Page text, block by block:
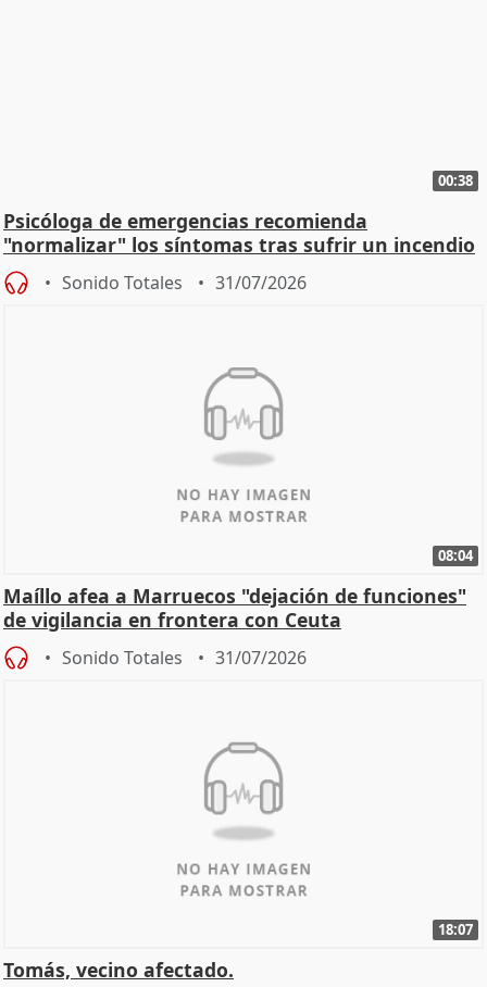
00:38
Psicóloga de emergencias recomienda
"normalizar" los síntomas tras sufrir un incendio
Sonido Totales 31/07/2026
08:04
Maíllo afea a Marruecos "dejación de funciones"
de vigilancia en frontera con Ceuta
Sonido Totales 31/07/2026
18:07
Tomás, vecino afectado.